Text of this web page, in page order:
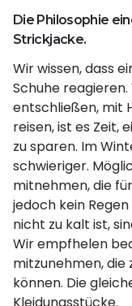
Die Philosophie
Strickjacke.
Wir wissen, dass
Schuhe reagieren.
entschließen, mit
reisen, ist es Zeit,
zu sparen. Im
schwieriger.
mitnehmen, die
jedoch kein
nicht zu kalt ist,
Wir empfhelen
mitzunehmen,
können. Die
Kleidungsstücke.